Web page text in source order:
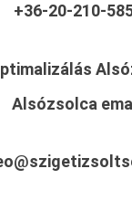
+36-20-210-
Alsózsolca